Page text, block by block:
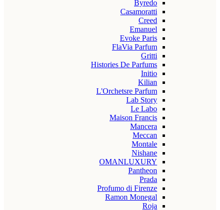
Byredo
Casamoratti
Creed
Emanuel
Evoke Paris
FlaVia Parfum
Gritti
Histories De Parfums
Initio
Kilian
L'Orchetsre Parfum
Lab Story
Le Labo
Maison Francis
Mancera
Meccan
Montale
Nishane
OMANLUXURY
Pantheon
Prada
Profumo di Firenze
Ramon Monegal
Roja